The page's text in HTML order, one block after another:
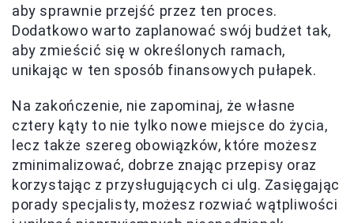
aby sprawnie przejść przez ten proces.
Dodatkowo warto zaplanować swój budżet tak,
aby zmieścić się w określonych ramach,
unikając w ten sposób finansowych pułapek.
Na zakończenie, nie zapominaj, że własne
cztery kąty to nie tylko nowe miejsce do życia,
lecz także szereg obowiązków, które możesz
zminimalizować, dobrze znając przepisy oraz
korzystając z przysługujących ci ulg. Zasięgając
porady specjalisty, możesz rozwiać wątpliwości